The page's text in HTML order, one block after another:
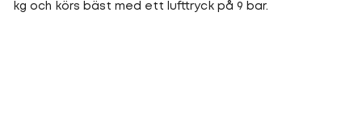
kg och körs bäst med ett lufttryck på 9 bar.